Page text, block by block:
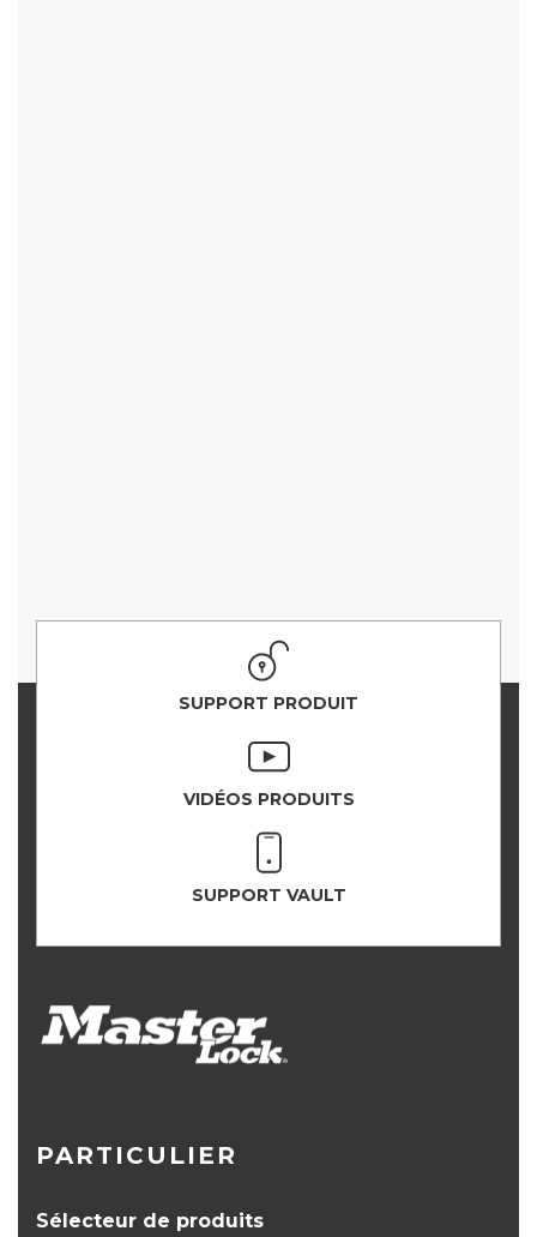
SUPPORT PRODUIT
VIDÉOS PRODUITS
SUPPORT VAULT
PARTICULIER
Sélecteur de produits